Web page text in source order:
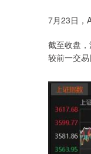
7月23日，
截至收盘
较前一交
0.57%